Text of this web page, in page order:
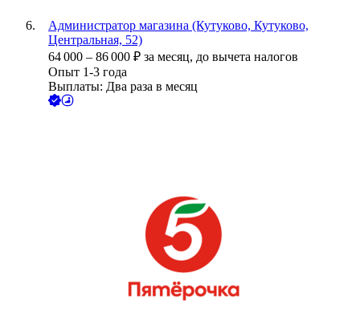
Администратор магазина (Кутуково, Кутуково,
Центральная, 52)
64 000 – 86 000 ₽ за месяц, до вычета налогов
Опыт 1-3 года
Выплаты: Два раза в месяц